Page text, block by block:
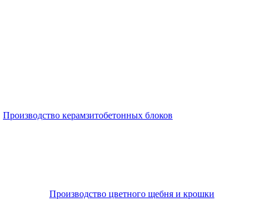
Производство керамзитобетонных блоков
Производство цветного щебня и крошки